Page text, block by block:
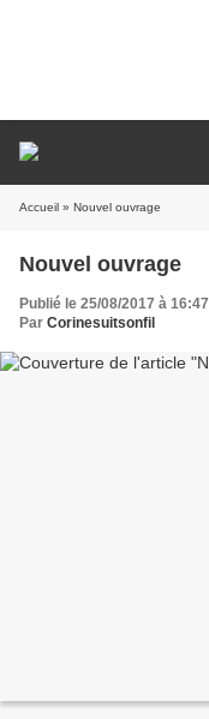
Accueil » Nouvel ouvrage
Nouvel ouvrage
Publié le 25/08/2017 à 16:47
Par Corinesuitsonfil